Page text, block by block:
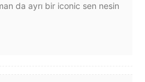
da ayrı bir iconic sen nesin